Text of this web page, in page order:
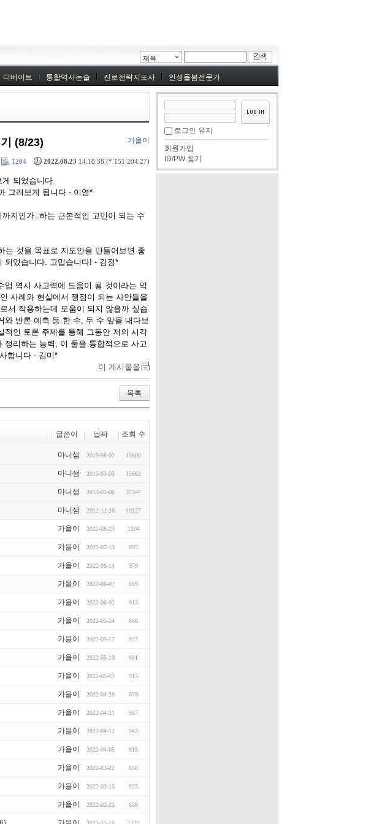
디베이트 통합역사논술 진로전략지도사
인성돌봄전문가
제목
(8/23) 가을이
2022.08.23 14:18:38 (*.151.204.27)
1204
되었습니다.
그려보게 됩니다 - 이영*
지인가..하는 근본적인 고민이 되는 수
는 것을 목표로 지도안을 만들어보면 좋
되었습니다. 고맙습니다! - 김정*
업 역시 사고력에 도움이 될 것이라는 막
사례와 현실에서 쟁점이 되는 사안들을
서 작용하는데 도움이 되지 않을까 싶습
와 반론 예측 등 한 수, 두 수 앞을 내다보
적인 토론 주제를 통해 그동안 저의 시각
정리하는 능력, 이 둘을 통합적으로 사고
합니다 - 김미*
이 게시물을
목록
글쓴이 날짜 조회 수
마니샘 2019-08-02 10600
마니샘 2015-03-03 15662
마니샘 2013-01-06 37347
마니샘 2012-12-26 40127
가을이 2022-08-23 1204
가을이 2022-07-13 897
가을이 2022-06-14 979
가을이 2022-06-07 889
가을이 2022-06-02 913
가을이 2022-05-24 866
가을이 2022-05-17 927
가을이 2022-05-10 901
가을이 2022-05-03 915
가을이 2022-04-26 879
가을이 2022-04-21 967
가을이 2022-04-12 942
가을이 2022-04-05 815
가을이 2022-03-22 838
가을이 2022-03-15 925
가을이 2022-02-23 838
로그인 유지
회원가입
ID/PW 찾기